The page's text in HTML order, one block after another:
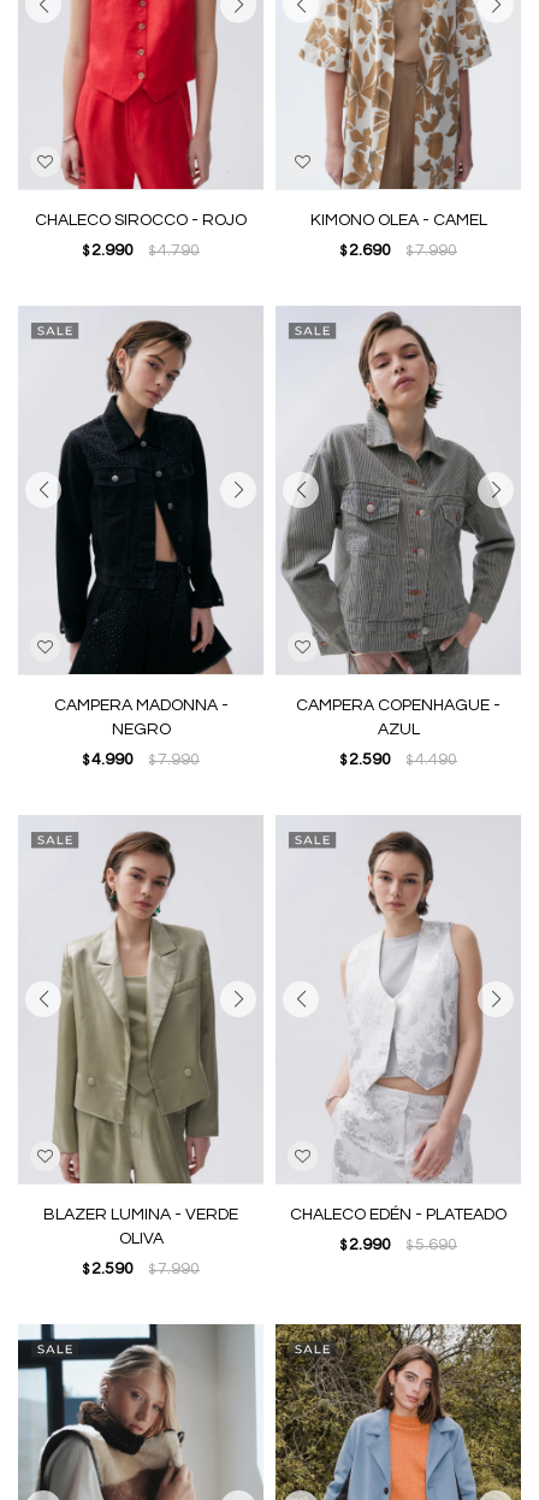
CHALECO SIROCCO - ROJO
$ 2.990 $4.790
KIMONO OLEA - CAMEL
$ 2.690 $7.990
CAMPERA MADONNA -
NEGRO
$ 4.990 $7.990
CAMPERA COPENHAGUE -
AZUL
$ 2.590 $4.490
BLAZER LUMINA - VERDE
OLIVA
$ 2.590 $7.990
CHALECO EDÉN - PLATEADO
$ 2.990 $5.690